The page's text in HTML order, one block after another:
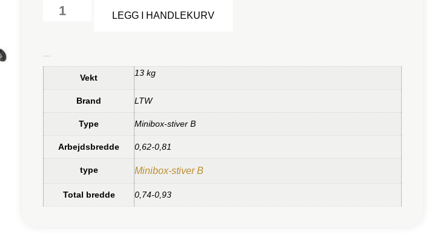
LEGG I HANDLEKURV
Vekt 13 kg
Brand LTW
Type Minibox-stiver B
Arbejdsbredde 0,62-0,81
type Minibox-stiver B
Total bredde 0,74-0,93